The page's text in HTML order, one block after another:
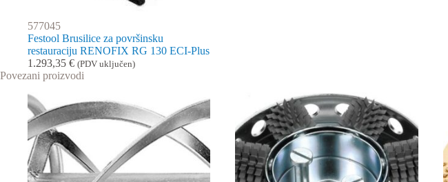
577045
Festool Brusilice za površinsku
restauraciju RENOFIX RG 130 ECI-Plus
1.293,35 € (PDV uključen)
Povezani proizvodi